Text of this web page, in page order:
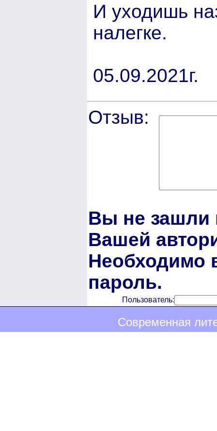
И уходишь
налегке.
05.09.2021г.
Отзыв:
Вы не зашли
Вашей
Необходимо
пароль.
Пользователь:
Современная